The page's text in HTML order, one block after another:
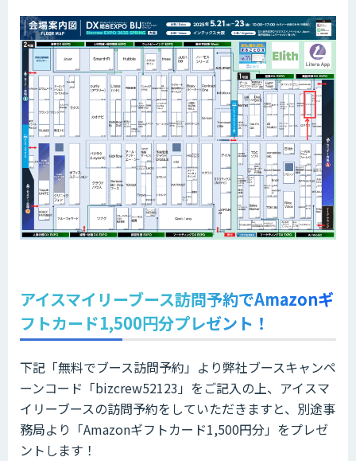
アイスマイリーブース訪問予約でAmazonギ
フトカード1,500円分プレゼント！
下記「無料でブース訪問予約」より弊社ブースキャンペ
ーンコード「bizcrew52123」をご記入の上、アイスマ
イリーブースの訪問予約をしていただきますと、別途事
務局より「Amazonギフトカード1,500円分」をプレゼ
ントします！